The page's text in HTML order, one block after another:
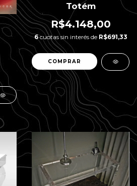
Totém
R$4.148,00
6cuotas sin interés de R$691,33